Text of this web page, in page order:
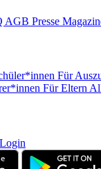
AGB Presse
Für
Für Eltern